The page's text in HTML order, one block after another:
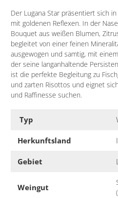
zum
Warenkorb
hinzugefügt
Der Lugana Star präsentiert sich
mit goldenen Reflexen. In der
Bouquet aus weißen Blumen,
begleitet von einer feinen
ausgewogen und samtig, mit
der seine langanhaltende
ist die perfekte Begleitung zu
und zarten Risottos und eignet
und Raffinesse suchen.
Typ
Herkunftsland
Gebiet
Weingut
(